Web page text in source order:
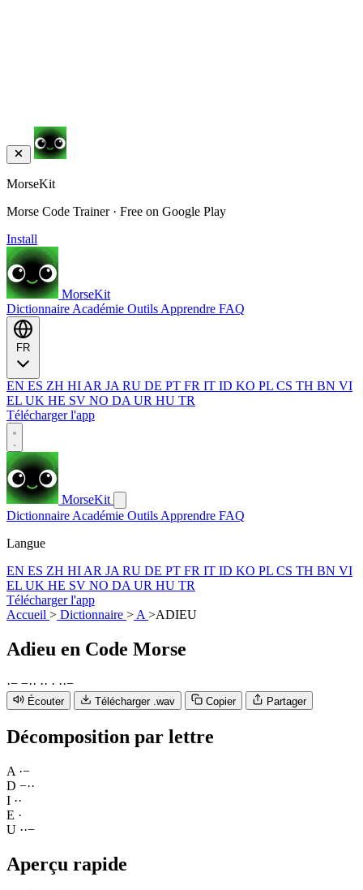
MorseKit
Morse Code Trainer · Free on Google Play
Install
MorseKit
Dictionnaire Académie Outils Apprendre FAQ
EN ES ZH HI AR JA RU DE PT FR IT ID KO PL CS TH BN VI
EL UK HE SV NO DA UR HU TR
Télécharger l'app
MorseKit
Dictionnaire Académie Outils Apprendre FAQ
Langue
EN ES ZH HI AR JA RU DE PT FR IT ID KO PL CS TH BN VI
EL UK HE SV NO DA UR HU TR
Télécharger l'app
Accueil > Dictionnaire > A >ADIEU
Adieu en Code Morse
·− −·· ·· · ··−
Écouter Télécharger .wav Copier Partager
Décomposition par lettre
A ·−
D −··
I ··
E ·
U ··−
Aperçu rapide